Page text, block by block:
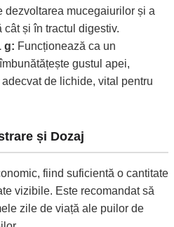
dezvoltarea mucegaiurilor și a
și în tractul digestiv.
g: Funcționează ca un
gustul apei,
de lichide, vital pentru
și Dozaj
fiind suficientă o cantitate
vizibile. Este recomandat să
zile de viață ale puilor de